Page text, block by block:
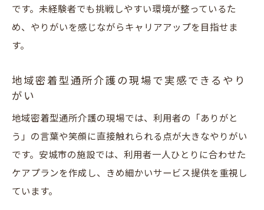
です。未経験者でも挑戦しやすい環境が整っているた
め、やりがいを感じながらキャリアアップを目指せま
す。
地域密着型通所介護の現場で実感できるやり
がい
地域密着型通所介護の現場では、利用者の「ありがと
う」の言葉や笑顔に直接触れられる点が大きなやりがい
です。安城市の施設では、利用者一人ひとりに合わせた
ケアプランを作成し、きめ細かいサービス提供を重視し
ています。